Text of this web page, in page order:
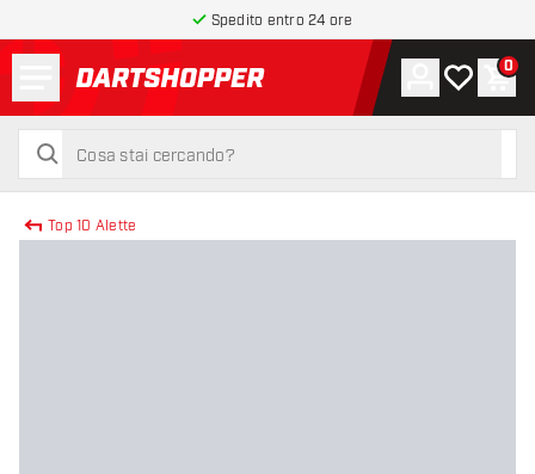
Spedito entro 24 ore
torna alla home page
cerca
cerca
Account
La mia0
Top 10 Alette